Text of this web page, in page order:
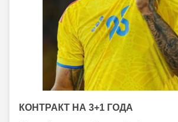
КОНТРАКТ НА 3+1 ГОДА